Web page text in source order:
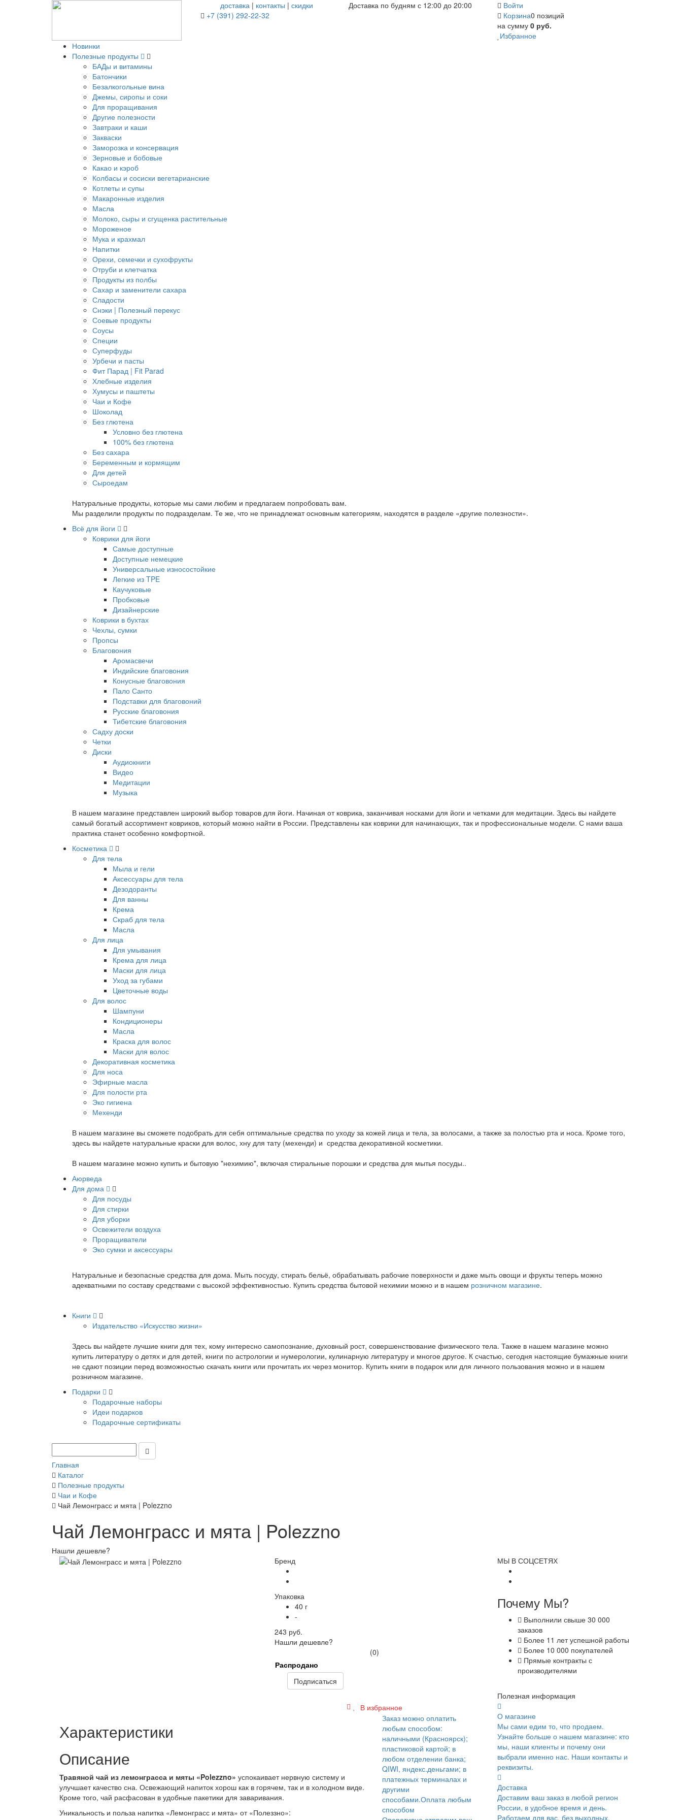
доставка | контакты |скидки
+7 (391) 292-22-32
Доставка по будням с 12:00 до 20:00
Войти
Корзина0 позиций
на сумму 0 руб.
Избранное
Новинки
Полезные продукты
БАДы и витамины
Батончики
Безалкогольные вина
Джемы, сиропы и соки
Для проращивания
Другие полезности
Завтраки и каши
Закваски
Заморозка и консервация
Зерновые и бобовые
Какао и кэроб
Колбасы и сосиски вегетарианские
Котлеты и супы
Макаронные изделия
Масла
Молоко, сыры и сгущенка растительные
Мороженое
Мука и крахмал
Напитки
Орехи, семечки и сухофрукты
Отруби и клетчатка
Продукты из полбы
Сахар и заменители сахара
Сладости
Снэки | Полезный перекус
Соевые продукты
Соусы
Специи
Суперфуды
Урбечи и пасты
Фит Парад | Fit Parad
Хлебные изделия
Хумусы и паштеты
Чаи и Кофе
Шоколад
Без глютена
Условно без глютена
100% без глютена
Без сахара
Беременным и кормящим
Для детей
Сыроедам
Натуральные продукты, которые мы сами любим и предлагаем попробовать вам.
Мы разделили продукты по подразделам. Те же, что не принадлежат основным категориям, находятся в разделе «другие полезности».
Всё для йоги
Коврики для йоги
Самые доступные
Доступные немецкие
Универсальные износостойкие
Легкие из TPE
Каучуковые
Пробковые
Дизайнерские
Коврики в бухтах
Чехлы, сумки
Пропсы
Благовония
Аромасвечи
Индийские благовония
Конусные благовония
Пало Санто
Подставки для благовоний
Русские благовония
Тибетские благовония
Садху доски
Четки
Диски
Аудиокниги
Видео
Медитации
Музыка
В нашем магазине представлен широкий выбор товаров для йоги. Начиная от коврика, заканчивая носками для йоги и четками для медитации. Здесь вы найдете
самый богатый ассортимент ковриков, который можно найти в России. Представлены как коврики для начинающих, так и профессиональные модели. С нами ваша
практика станет особенно комфортной.
Косметика
Для тела
Мыла и гели
Аксессуары для тела
Дезодоранты
Для ванны
Крема
Скраб для тела
Масла
Для лица
Для умывания
Крема для лица
Маски для лица
Уход за губами
Цветочные воды
Для волос
Шампуни
Кондиционеры
Масла
Краска для волос
Маски для волос
Декоративная косметика
Для носа
Эфирные масла
Для полости рта
Эко гигиена
Мехенди
В нашем магазине вы сможете подобрать для себя оптимальные средства по уходу за кожей лица и тела, за волосами, а также за полостью рта и носа. Кроме того,
здесь вы найдете натуральные краски для волос, хну для тату (мехенди) и средства декоративной косметики.
В нашем магазине можно купить и бытовую "нехимию", включая стиральные порошки и средства для мытья посуды..
Аюрведа
Для дома
Для посуды
Для стирки
Для уборки
Освежители воздуха
Проращиватели
Эко сумки и аксессуары
Натуральные и безопасные средства для дома. Мыть посуду, стирать бельё, обрабатывать рабочие поверхности и даже мыть овощи и фрукты теперь можно
адекватными по составу средствами с высокой эффективностью. Купить средства бытовой нехимии можно и в нашем розничном магазине.
Книги
Издательство «Искусство жизни»
Здесь вы найдете лучшие книги для тех, кому интересно самопознание, духовный рост, совершенствование физического тела. Также в нашем магазине можно
купить литературу о детях и для детей, книги по астрологии и нумерологии, кулинарную литературу и многое другое. К счастью, сегодня настоящие бумажные книги
не сдают позиции перед возможностью скачать книги или прочитать их через монитор. Купить книги в подарок или для личного пользования можно и в нашем
розничном магазине.
Подарки
Подарочные наборы
Идеи подарков
Подарочные сертификаты
Главная
Каталог
Полезные продукты
Чаи и Кофе
Чай Лемонграсс и мята | Polezzno
Чай Лемонграсс и мята | Polezzno
Нашли дешевле?
Бренд
Упаковка
40 г
-
243 руб.
Нашли дешевле?
(0)
Распродано
Подписаться
В избранное
Характеристики
Описание
Травяной чай из лемонграсса и мяты «Polezzno» успокаивает нервную систему и
улучшает качество сна. Освежающий напиток хорош как в горячем, так и в холодном виде.
Кроме того, чай расфасован в удобные пакетики для заваривания.
Уникальность и польза напитка «Лемонграсс и мята» от «Полеззно»:
Заказ можно оплатить
любым способом:
наличными (Красноярск);
пластиковой картой; в
любом отделении банка;
QIWI, яндекс.деньгами; в
платежных терминалах и
другими
способами.Оплата любым
способом
МЫ В СОЦСЕТЯХ
Почему Мы?
Выполнили свыше 30 000
заказов
Более 11 лет успешной работы
Более 10 000 покупателей
Прямые контракты с
производителями
Полезная информация
О магазине
Мы сами едим то, что продаем.
Узнайте больше о нашем магазине: кто
мы, наши клиенты и почему они
выбрали именно нас. Наши контакты и
реквизиты.
Доставка
Доставим ваш заказ в любой регион
России, в удобное время и день.
Работаем для вас, без выходных.